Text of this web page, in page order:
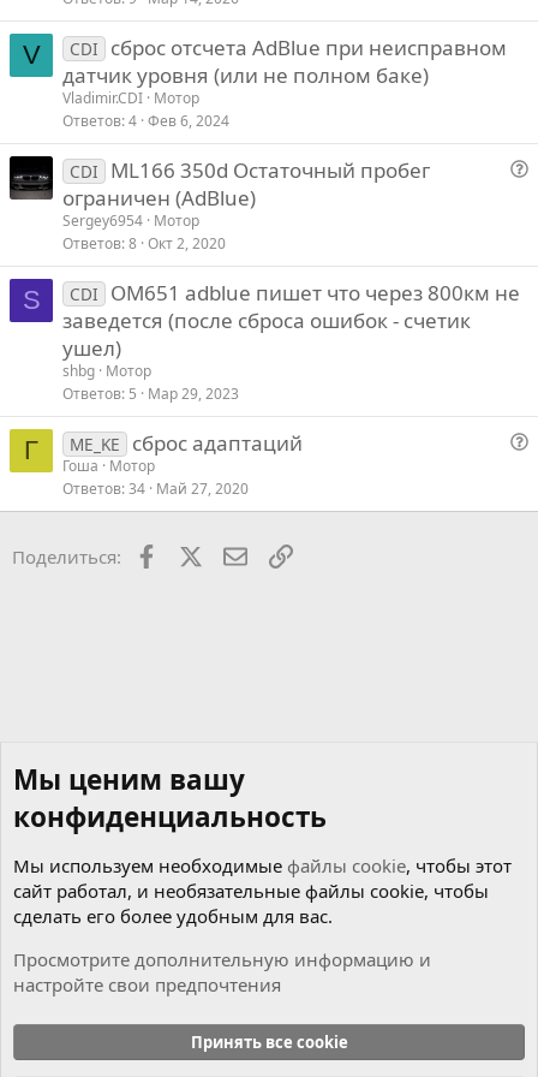
V CDI
сброс отсчета AdBlue при неисправном
датчик уровня (или не полном баке)
Vladimir.CDI Мотор
Ответов 4 Фев 6, 2024
В
о
CDI
ML166 350d Остаточный пробег
ограничен (AdBlue)
Sergey6954 Мотор
Ответов 8 Окт 2, 2020
S CDI
OM651 adblue пишет что через 800км не
заведется (после сброса ошибок - счетик
ушел)
shbg Мотор
Ответов 5 Мар 29, 2023
Г
В
р
ME_KE сброс адаптаций
Гоша
Мотор
Ответов 34 Май 27, 2020
Поделиться: Facebook ПочтаСсылкой
Cookies Russian (RU)
Мы ценим вашу
конфиденциальность
Мы используем необходимые файлы cookie, чтобы этот
сайт работал, и необязательные файлы cookie, чтобы
сделать его более удобным для вас.
Просмотрите дополнительную информацию и
настройте свои предпочтения
Принять все cookie